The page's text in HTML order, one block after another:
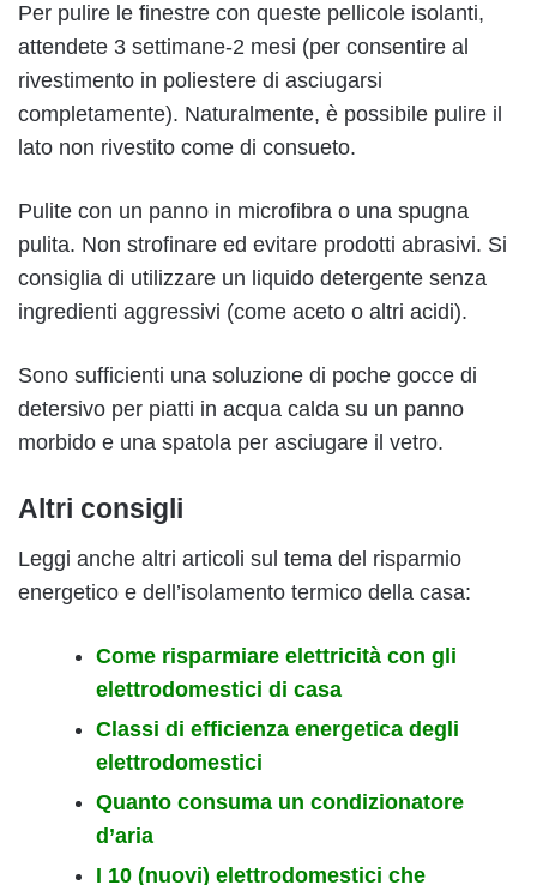
Per pulire le finestre con queste pellicole isolanti,
attendete 3 settimane-2 mesi (per consentire al
rivestimento in poliestere di asciugarsi
completamente). Naturalmente, è possibile pulire il
lato non rivestito come di consueto.
Pulite con un panno in microfibra o una spugna
pulita. Non strofinare ed evitare prodotti abrasivi. Si
consiglia di utilizzare un liquido detergente senza
ingredienti aggressivi (come aceto o altri acidi).
Sono sufficienti una soluzione di poche gocce di
detersivo per piatti in acqua calda su un panno
morbido e una spatola per asciugare il vetro.
Altri consigli
Leggi anche altri articoli sul tema del risparmio
energetico e dell’isolamento termico della casa:
Come risparmiare elettricità con gli
elettrodomestici di casa
Classi di efficienza energetica degli
elettrodomestici
Quanto consuma un condizionatore
d’aria
I 10 (nuovi) elettrodomestici che